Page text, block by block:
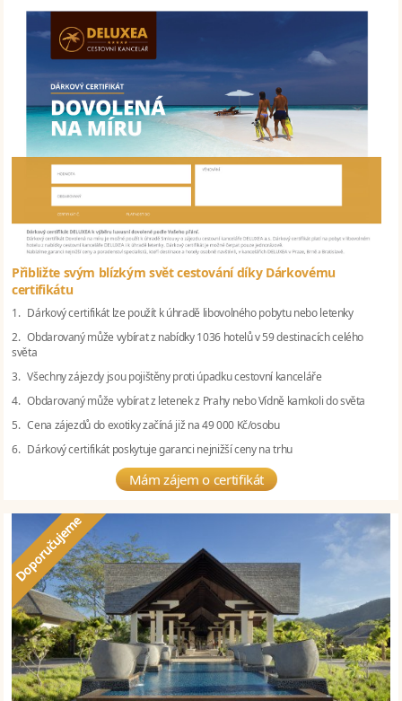
Přibližte svým blízkým svět cestování díky Dárkovému
certifikátu
1. Dárkový certifikát lze použít k úhradě libovolného pobytu nebo letenky
2. Obdarovaný může vybírat z nabídky 1036 hotelů v 59 destinacích celého
světa
3. Všechny zájezdy jsou pojištěny proti úpadku cestovní kanceláře
4. Obdarovaný může vybírat z letenek z Prahy nebo Vídně kamkoli do světa
5. Cena zájezdů do exotiky začíná již na 49 000 Kč/osobu
6. Dárkový certifikát poskytuje garanci nejnižší ceny na trhu
Mám zájem o certifikát